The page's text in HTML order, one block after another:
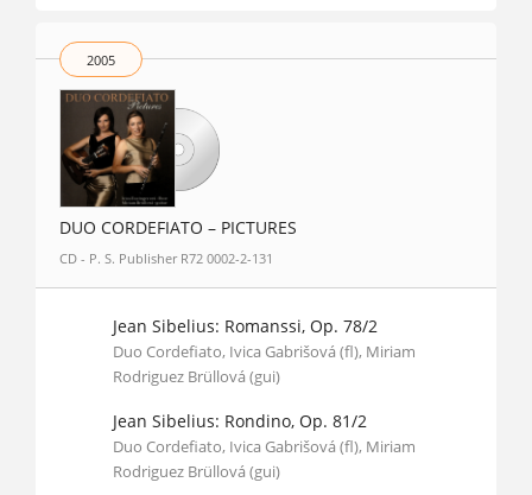
2005
DUO CORDEFIATO – PICTURES
CD - P. S. Publisher R72 0002-2-131
Jean Sibelius: Romanssi, Op. 78/2
Duo Cordefiato, Ivica Gabrišová (fl), Miriam
Rodriguez Brüllová (gui)
Jean Sibelius: Rondino, Op. 81/2
Duo Cordefiato, Ivica Gabrišová (fl), Miriam
Rodriguez Brüllová (gui)